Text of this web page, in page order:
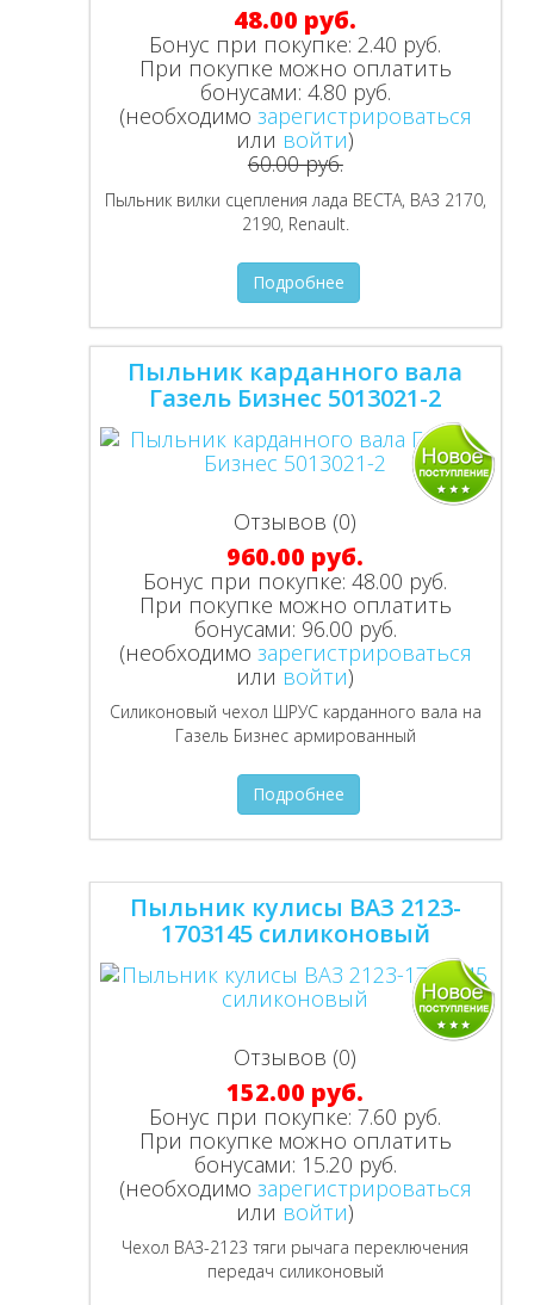
48.00 руб.
Бонус при покупке:2.40 руб.
При покупке можно оплатить
бонусами: 4.80 руб.
(необходимо зарегистрироваться
или войти)
60.00 руб.
Пыльник вилки сцепления лада ВЕСТА, ВАЗ 2170,
2190, Renault.
Подробнее
Пыльник карданного вала
Газель Бизнес 5013021-2
Отзывов (0)
960.00 руб.
Бонус при покупке:48.00 руб.
При покупке можно оплатить
бонусами: 96.00 руб.
(необходимо зарегистрироваться
или войти)
Силиконовый чехол ШРУС карданного вала на
Газель Бизнес армированный
Подробнее
Пыльник кулисы ВАЗ 2123-
1703145 силиконовый
Отзывов (0)
152.00 руб.
Бонус при покупке:7.60 руб.
При покупке можно оплатить
бонусами: 15.20 руб.
(необходимо зарегистрироваться
или войти)
Чехол ВАЗ-2123 тяги рычага переключения
передач силиконовый